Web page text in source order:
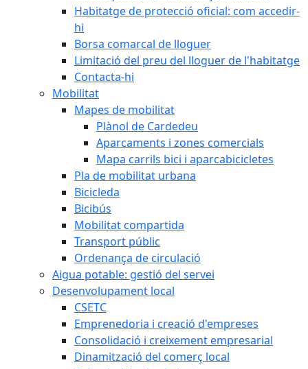
Habitatge de protecció oficial: com accedir-
hi
Borsa comarcal de lloguer
Limitació del preu del lloguer de l'habitatge
Contacta-hi
Mobilitat
Mapes de mobilitat
Plànol de Cardedeu
Aparcaments i zones comercials
Mapa carrils bici i aparcabicicletes
Pla de mobilitat urbana
Bicicleda
Bicibús
Mobilitat compartida
Transport públic
Ordenança de circulació
Aigua potable: gestió del servei
Desenvolupament local
CSETC
Emprenedoria i creació d'empreses
Consolidació i creixement empresarial
Dinamització del comerç local